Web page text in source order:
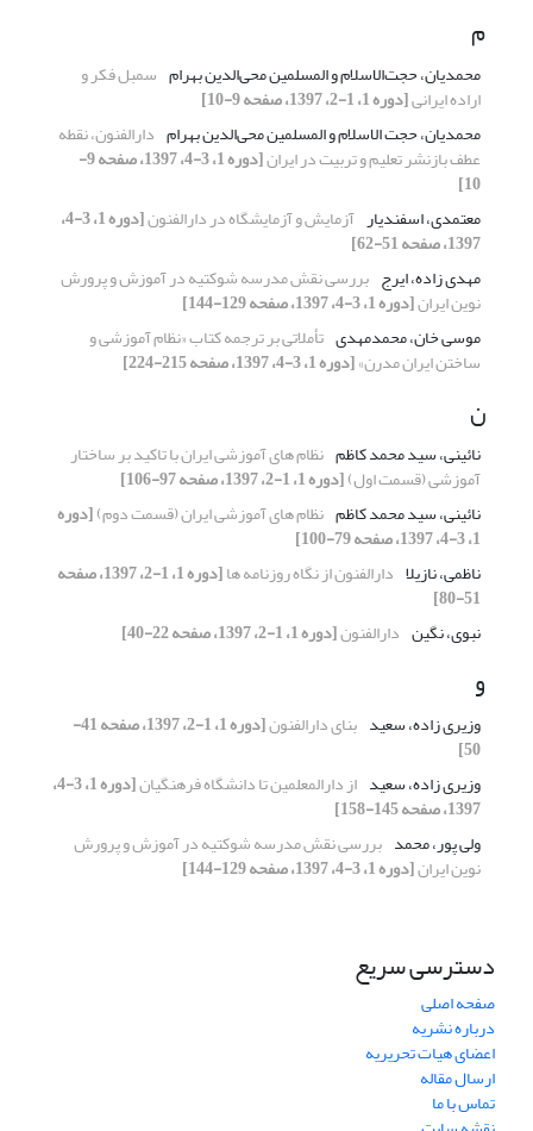
م
محمدیان، حجت‌الاسلام و المسلمین محی‌الدین بهرام سمبل فکر و
اراده ایرانی[دوره 1، 1-2، 1397، صفحه 9-10]
محمدیان، حجت الاسلام و المسلمین محی‌الدین بهرام دارالفنون، نقطه
عطف بازنشر تعلیم و تربیت در ایران [دوره 1، 3-4، 1397، صفحه 9-
10]
معتمدی، اسفندیار آزمایش و آزمایشگاه در دارالفنون [دوره 1، 3-4،
1397، صفحه 51-62]
مهدی زاده، ایرج بررسی نقش مدرسه شوکتیه در آموزش و پرورش
نوین ایران[دوره 1، 3-4، 1397، صفحه 129-144]
موسی خان، محمدمهدی تأملاتی بر ترجمه کتاب «نظام آموزشی و
ساختن ایران مدرن»[دوره 1، 3-4، 1397، صفحه 215-224]
ن
نائینی، سید محمد کاظم نظام های آموزشی ایران با تاکید بر ساختار
آموزشی (قسمت اول)[دوره 1، 1-2، 1397، صفحه 97-106]
نائینی، سید محمد کاظم نظام های آموزشی ایران (قسمت دوم)[دوره
1، 3-4، 1397، صفحه 79-100]
ناظمی، نازیلا دارالفنون از نگاه روزنامه ها [دوره 1، 1-2، 1397، صفحه
51-80]
نبوی، نگین دارالفنون[دوره 1، 1-2، 1397، صفحه 22-40]
و
وزیری زاده، سعید بنای دارالفنون [دوره 1، 1-2، 1397، صفحه 41-
50]
وزیری زاده، سعید از دارالمعلمین تا دانشگاه فرهنگیان [دوره 1، 3-4،
1397، صفحه 145-158]
ولی پور، محمد بررسی نقش مدرسه شوکتیه در آموزش و پرورش
نوین ایران[دوره 1، 3-4، 1397، صفحه 129-144]
دسترسی سریع
صفحه اصلی
درباره نشریه
اعضای هیات تحریریه
ارسال مقاله
تماس با ما